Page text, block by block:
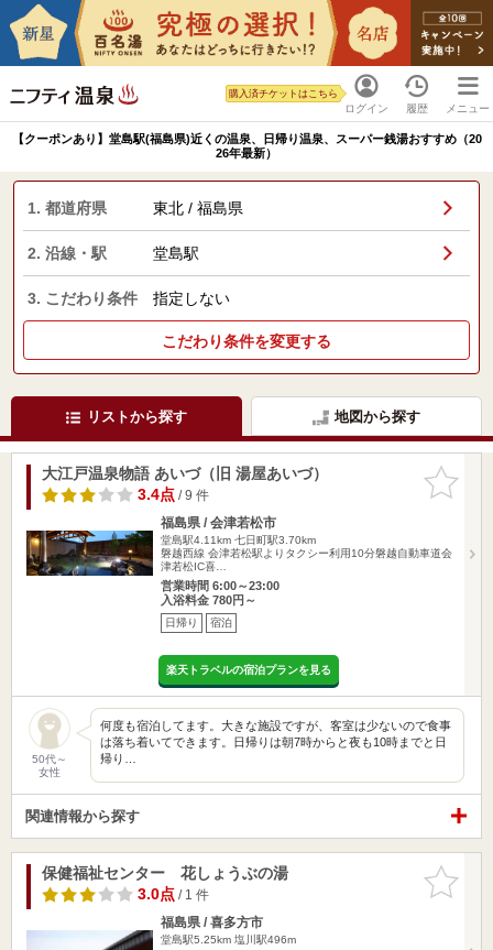
ログイン
購入済チケットはこちら
履歴 メニュー
【クーポンあり】堂島駅(福島県)近くの温泉、日帰り温泉、スーパー銭湯おすすめ（20
26年最新）
1. 都道府県 東北 / 福島県
2. 沿線・駅 堂島駅
3. こだわり条件 指定しない
こだわり条件を変更する
リストから探す 地図から探す
お気に入
りに追加
大江戸温泉物語 あいづ（旧 湯屋あいづ）
3.4点/ 9 件
福島県 / 会津若松市
堂島駅4.11km 七日町駅3.70km
磐越西線 会津若松駅よりタクシー利用10分磐越自動車道会
津若松IC喜…
営業時間 6:00～23:00
入浴料金 780円～
日帰り 宿泊
楽天トラベルの宿泊プランを見る
50代～
女性
何度も宿泊してます。大きな施設ですが、客室は少ないので食事
は落ち着いてできます。日帰りは朝7時からと夜も10時までと日
帰り…
関連情報から探す
お気に入
りに追加
保健福祉センター 花しょうぶの湯
3.0点/ 1 件
福島県 / 喜多方市
堂島駅5.25km 塩川駅496m